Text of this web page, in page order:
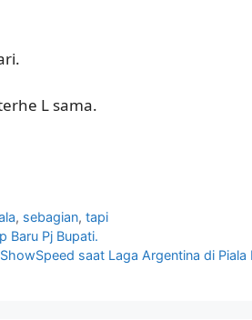
L sama.
, sebagian,tapi
Baru Pj Bupati.
saat Laga Argentina di Piala